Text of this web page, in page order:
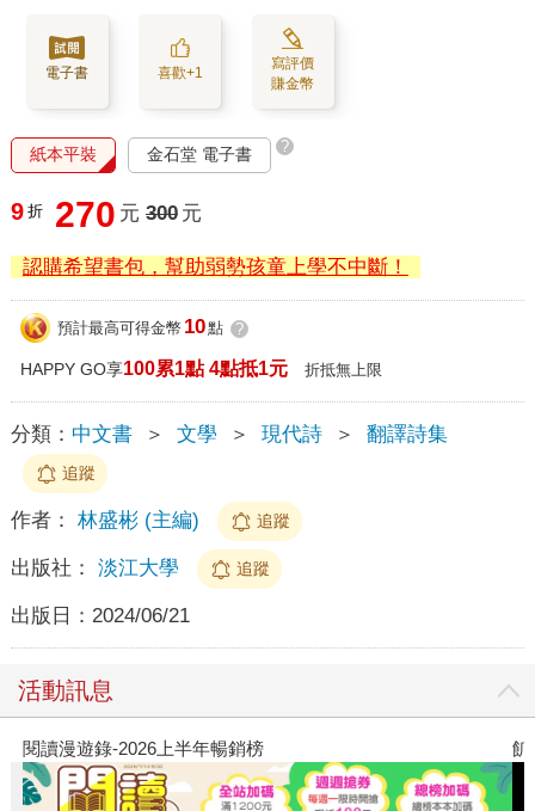
電子書 喜歡+1
寫評價
賺金幣
紙本平裝 金石堂 電子書 ?
9 折 270 元 300 元
認購希望書包，幫助弱勢孩童上學不中斷！
預計最高可得金幣 10點 ?
HAPPY GO享100累1點 4點抵1元 折抵無上限
分類： 中文書 ＞ 文學 ＞ 現代詩 ＞ 翻譯詩集
追蹤
作者： 林盛彬 (主編) 追蹤
出版社： 淡江大學 追蹤
出版日： 2024/06/21
活動訊息